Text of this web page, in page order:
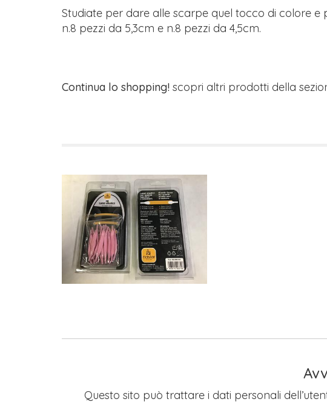
Studiate per dare alle scarpe quel tocco di colore e
n.8 pezzi da 5,3cm e n.8 pezzi da 4,5cm.
Continua lo shopping! scopri altri prodotti della
Questo sito può trattare i dati personali